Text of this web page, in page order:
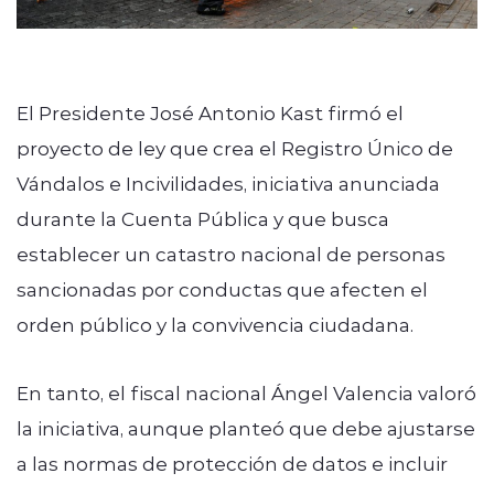
El Presidente José Antonio Kast firmó el
proyecto de ley que crea el Registro Único de
Vándalos e Incivilidades, iniciativa anunciada
durante la Cuenta Pública y que busca
establecer un catastro nacional de personas
sancionadas por conductas que afecten el
orden público y la convivencia ciudadana.
En tanto, el fiscal nacional Ángel Valencia valoró
la iniciativa, aunque planteó que debe ajustarse
a las normas de protección de datos e incluir